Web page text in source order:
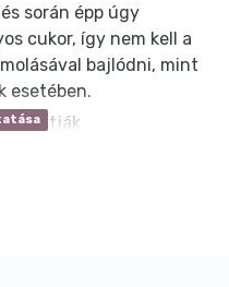
során épp úgy
cukor, így nem kell a
bajlódni, mint
esetében.